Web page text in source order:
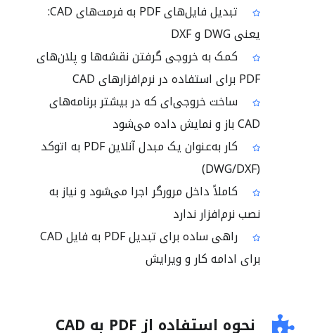
تبدیل فایل‌های PDF به فرمت‌های CAD:
یعنی DWG و DXF
کمک به خروجی گرفتن نقشه‌ها و پلان‌های
PDF برای استفاده در نرم‌افزارهای CAD
ساخت خروجی‌ای که در بیشتر برنامه‌های
CAD باز و نمایش داده می‌شود
کار به‌عنوان یک مبدل آنلاین PDF به اتوکد
(DWG/DXF)
کاملاً داخل مرورگر اجرا می‌شود و نیاز به
نصب نرم‌افزار ندارد
راهی ساده برای تبدیل PDF به فایل CAD
برای ادامه کار و ویرایش
نحوه استفاده از PDF به CAD